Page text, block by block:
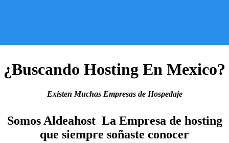
¿Buscando Hosting En Mexico?
Existen Muchas Empresas de Hospedaje
Somos Aldeahost La Empresa de hosting
que siempre soñaste conocer